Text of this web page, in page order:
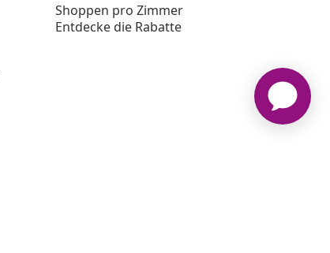
Shoppen pro Zimmer
Entdecke die Rabatte